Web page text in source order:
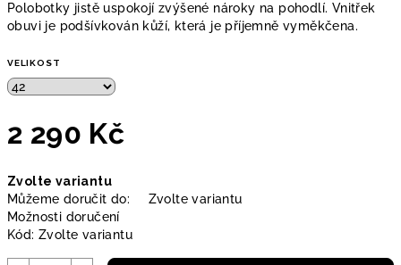
Polobotky jistě uspokojí zvýšené nároky na pohodlí. Vnitřek
obuvi je podšívkován kůží, která je příjemně vyměkčena.
VELIKOST
2 290 Kč
cena:
Zvolte variantu
Můžeme doručit do:
Zvolte variantu
Možnosti doručení
Kód: Zvolte variantu